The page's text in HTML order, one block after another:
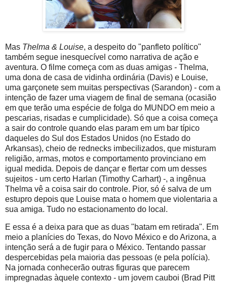
Mas Thelma & Louise, a despeito do "panfleto político"
também segue inesquecível como narrativa de ação e
aventura. O filme começa com as duas amigas - Thelma,
uma dona de casa de vidinha ordinária (Davis) e Louise,
uma garçonete sem muitas perspectivas (Sarandon) - com a
intenção de fazer uma viagem de final de semana (ocasião
em que terão uma espécie de folga do MUNDO em meio a
pescarias, risadas e cumplicidade). Só que a coisa começa
a sair do controle quando elas param em um bar típico
daqueles do Sul dos Estados Unidos (no Estado do
Arkansas), cheio de rednecks imbecilizados, que misturam
religião, armas, motos e comportamento provinciano em
igual medida. Depois de dançar e flertar com um desses
sujeitos - um certo Harlan (Timothy Carhart) -, a ingênua
Thelma vê a coisa sair do controle. Pior, só é salva de um
estupro depois que Louise mata o homem que violentaria a
sua amiga. Tudo no estacionamento do local.
E essa é a deixa para que as duas "batam em retirada". Em
meio a planícies do Texas, do Novo México e do Arizona, a
intenção será a de fugir para o México. Tentando passar
despercebidas pela maioria das pessoas (e pela polícia).
Na jornada conhecerão outras figuras que parecem
impregnadas àquele contexto - um jovem cauboi (Brad Pitt